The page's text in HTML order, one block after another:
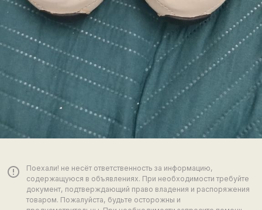
error_outline
Поехали! не несёт ответственность за информацию,
содержащуюся в объявлениях. При необходимости требуйте
документ, подтверждающий право владения и распоряжения
товаром. Пожалуйста, будьте осторожны и